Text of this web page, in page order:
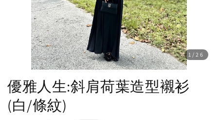
1 /26
優雅人生:斜肩荷葉造型襯衫
(白/條紋)